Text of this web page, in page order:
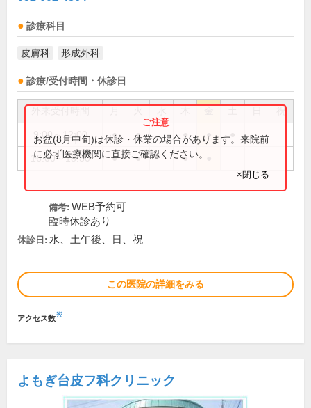
診療科目
皮膚科 形成外科
診療/受付時間・休診日
祝
9:00～12:00 ● ● ● ●
16:00～18:30 ● ● ●
お盆(8月中旬)は休診・休業の場合があります。来院前
に必ず医療機関に直接ご確認ください。
×閉じる
備考: WEB予約可
臨時休診あり
休診日: 水、土午後、日、祝
この医院の詳細をみる
アクセス数※
よもぎ台皮フ科クリニック